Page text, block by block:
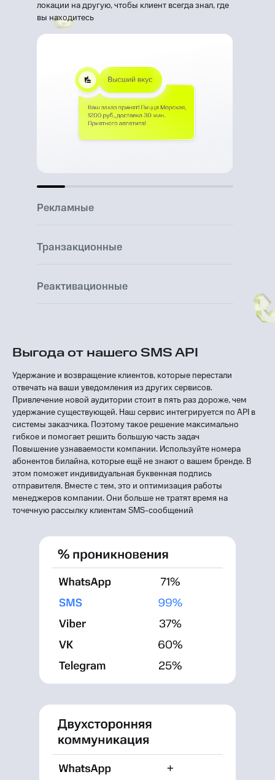
локации на другую, чтобы клиент всегда знал, где
вы находитесь
Рекламные
Транзакционные
Реактивационные
Выгода от нашего SMS API
Удержание и возвращение клиентов, которые перестали
отвечать на ваши уведомления из других сервисов.
Привлечение новой аудитории стоит в пять раз дороже, чем
удержание существующей. Наш сервис интегрируется по API в
системы заказчика. Поэтому такое решение максимально
гибкое и помогает решить большую часть задач
Повышение узнаваемости компании. Используйте номера
абонентов билайна, которые ещё не знают о вашем бренде. В
этом поможет индивидуальная буквенная подпись
отправителя. Вместе с тем, это и оптимизация работы
менеджеров компании. Они больше не тратят время на
точечную рассылку клиентам SMS-сообщений